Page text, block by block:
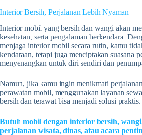
Interior Bersih, Perjalanan Lebih Nyaman
Interior mobil yang bersih dan wangi akan
kesehatan, serta pengalaman berkendara.
menjaga interior mobil secara rutin, kamu
kendaraan, tetapi juga menciptakan suasana
menyenangkan untuk diri sendiri dan
Namun, jika kamu ingin menikmati
perawatan mobil, menggunakan layanan
bersih dan terawat bisa menjadi solusi praktis.
Butuh mobil dengan interior bersih,
perjalanan wisata, dinas, atau acara